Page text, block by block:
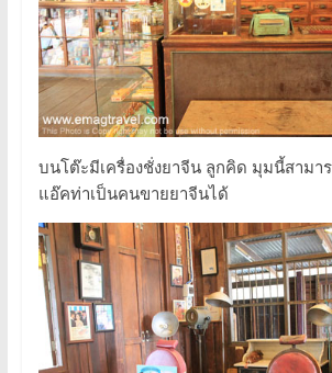
บนโต๊ะมีเครื่องชั่งยาจีน ลูกคิด มุมนี้สามา
แอ๊คท่าเป็นคนขายยาจีนได้